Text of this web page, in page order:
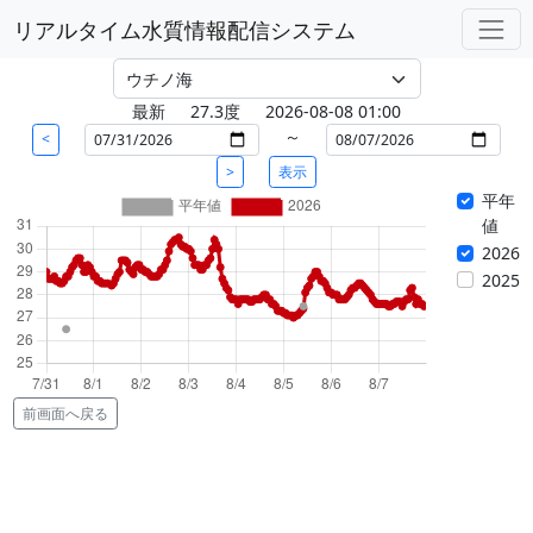
リアルタイム水質情報配信システム
最新 27.3度 2026-08-08 01:00
< ～
> 表示
前画面へ戻る
平年
値
2026
2025